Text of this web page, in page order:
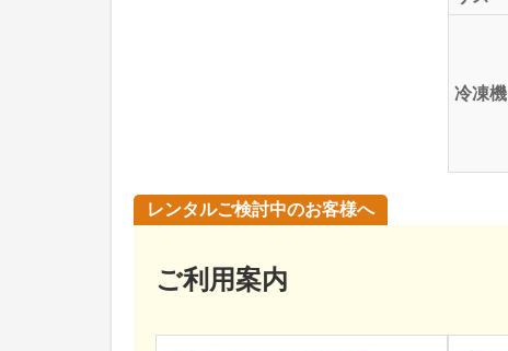
冷凍機
レンタルご検討中のお客様へ
ご利用案内